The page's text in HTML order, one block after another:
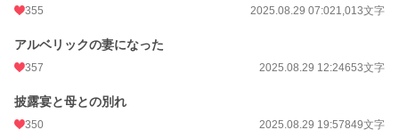
355 2025.08.29 07:021,013文字
アルベリックの妻になった
357 2025.08.29 12:24653文字
披露宴と母との別れ
350 2025.08.29 19:57849文字